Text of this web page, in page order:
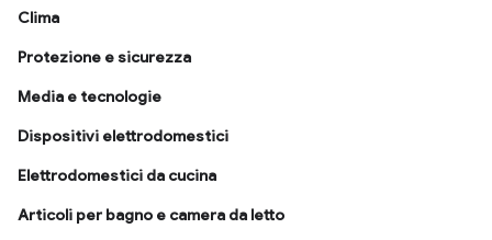
Clima
Protezione e sicurezza
Media e tecnologie
Dispositivi elettrodomestici
Elettrodomestici da cucina
Articoli per bagno e camera da letto